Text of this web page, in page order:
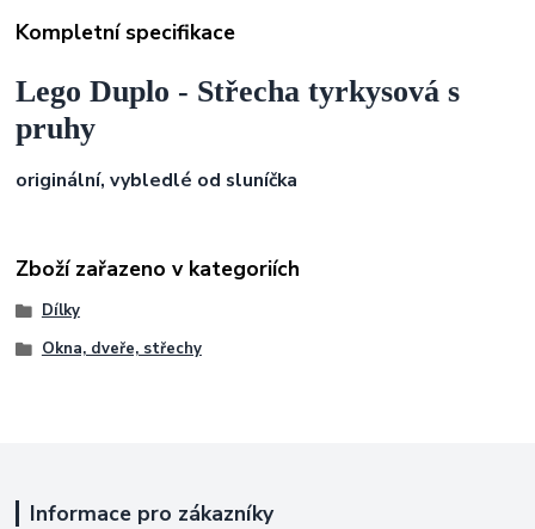
Kompletní specifikace
Lego Duplo - Střecha tyrkysová s
pruhy
originální, vybledlé od sluníčka
Zboží zařazeno v kategoriích
Dílky
Okna, dveře, střechy
Informace pro zákazníky